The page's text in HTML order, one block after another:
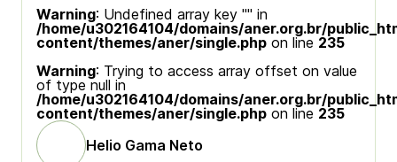
Warning: Undefined array key "" in
/home/u302164104/domains/aner.org.br/
content/themes/aner/single.php on line 235
Warning: Trying to access array offset on value
of type null in
/home/u302164104/domains/aner.org.br/
content/themes/aner/single.php on line 235
Helio Gama Neto